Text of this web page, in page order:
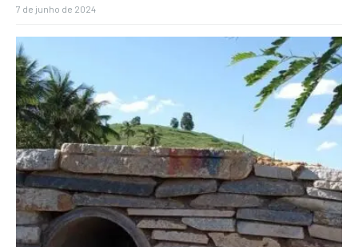
7 de junho de 2024